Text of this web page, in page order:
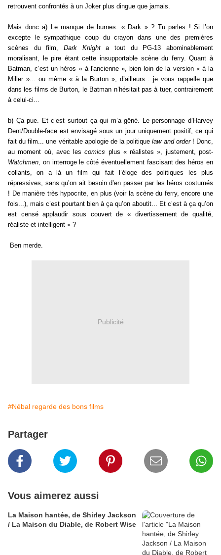
retrouvent confrontés à un Joker plus dingue que jamais.
Mais donc a) Le manque de burnes. « Dark » ? Tu parles ! Si l’on
excepte le sympathique coup du crayon dans une des premières
scènes du film, Dark Knighta tout du PG-13 abominablement
moralisant, le pire étant cette insupportable scène du ferry. Quant à
Batman, c’est un héros « à l'ancienne », bien loin de la version « à la
Miller »... ou même « à la Burton », d’ailleurs : je vous rappelle que
dans les films de Burton, le Batman n’hésitait pas à tuer, contrairement
à celui-ci...
b) Ça pue. Et c’est surtout ça qui m’a gêné. Le personnage d’Harvey
Dent/Double-face est envisagé sous un jour uniquement positif, ce qui
fait du film... une véritable apologie de la politiquelaw and order! Donc,
au moment où, avec lescomics plus « réalistes », justement, post-
Watchmen , on interroge le côté éventuellement fascisant des héros en
collants, on a là un film qui fait l’éloge des politiques les plus
répressives, sans qu’on ait besoin d’en passer par les héros costumés
! De manière très hypocrite, en plus (voir la scène du ferry, encore une
fois...), mais c’est pourtant bien à ça qu’on aboutit... Et c’est à ça qu’on
est censé applaudir sous couvert de « divertissement de qualité,
réaliste et intelligent » ?
Ben merde.
Publicité
#Nébal regarde des bons films
Partager
Vous aimerez aussi
La Maison hantée, de Shirley Jackson
/ La Maison du Diable, de Robert Wise